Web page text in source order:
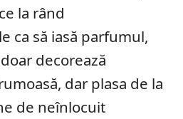
la rând
ca să iasă parfumul,
decorează
dar plasa de la
de neînlocuit